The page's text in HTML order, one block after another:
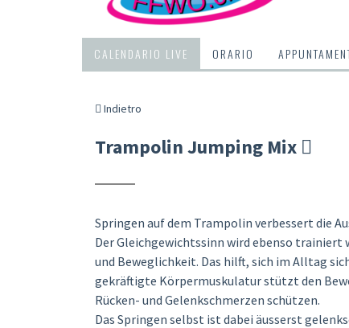
CALENDARIO LIVE ORARIO
Indietro
Trampolin Jumping Mix
Springen auf dem Trampolin verbessert die
Der Gleichgewichtssinn wird ebenso
und Beweglichkeit. Das hilft, sich im Alltag
gekräftigte Körpermuskulatur stützt den
Rücken- und Gelenkschmerzen schützen.
Das Springen selbst ist dabei äusserst